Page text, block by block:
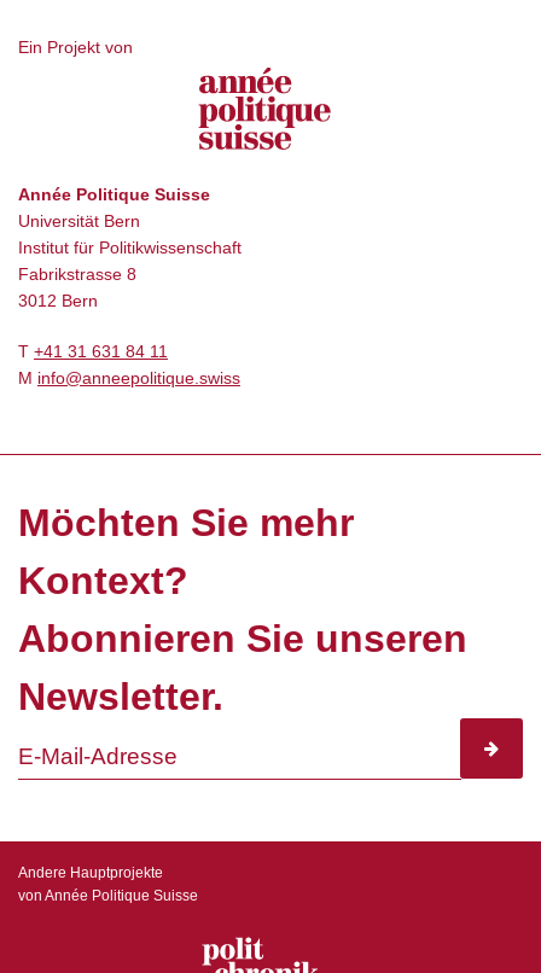
Ein Projekt von
Année Politique Suisse
Universität Bern
Institut für Politikwissenschaft
Fabrikstrasse 8
3012 Bern
T +41 31 631 84 11
M info@anneepolitique.swiss
Möchten Sie mehr
Kontext?
Abonnieren Sie unseren
Newsletter.
Andere Hauptprojekte
von Année Politique Suisse